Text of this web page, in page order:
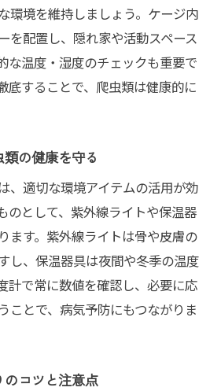
環境を維持しましょう。ケージ内
を配置し、隠れ家や活動スペース
な温度・湿度のチェックも重要で
底することで、爬虫類は健康的に
の健康を守る
、適切な環境アイテムの活用が効
のとして、紫外線ライトや保温器
ます。紫外線ライトは骨や皮膚の
し、保温器具は夜間や冬季の温度
計で常に数値を確認し、必要に応
ことで、病気予防にもつながりま
コツと注意点